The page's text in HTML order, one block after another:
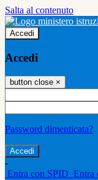
Salta al contenuto
Accedi
Accedi
button close ×
Password dimenticata?
-
Entra con SPID Entra